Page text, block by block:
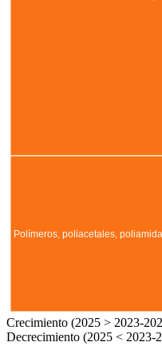
Polímeros, poliacetales,
Crecimiento (2025 > 2023-
Decrecimiento (2025 < 2023-